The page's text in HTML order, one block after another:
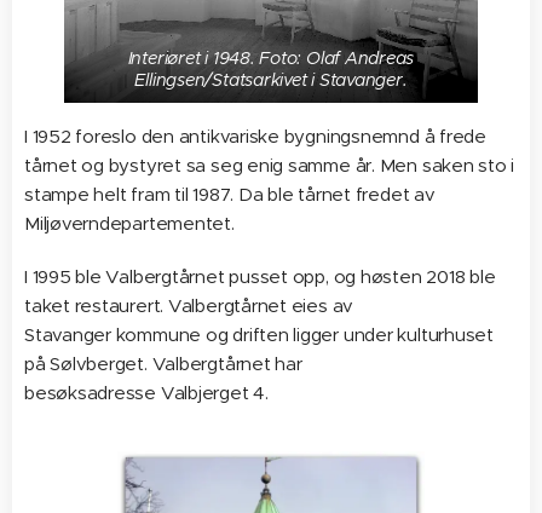
Interiøret i 1948. Foto: Olaf Andreas
Ellingsen/Statsarkivet i Stavanger.
I 1952 foreslo den antikvariske bygningsnemnd å frede
tårnet og bystyret sa seg enig samme år. Men saken sto i
stampe helt fram til 1987. Da ble tårnet fredet av
Miljøverndepartementet.
I 1995 ble Valbergtårnet pusset opp, og høsten 2018 ble
taket restaurert. Valbergtårnet eies av
Stavanger kommune og driften ligger under kulturhuset
på Sølvberget. Valbergtårnet har
besøksadresse Valbjerget 4.